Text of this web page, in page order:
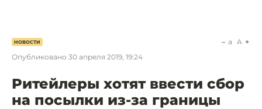
НОВОСТИ
Опубликовано 30 апреля 2019, 19:24
a A
Ритейлеры хотят ввести сбор
на посылки из-за границы